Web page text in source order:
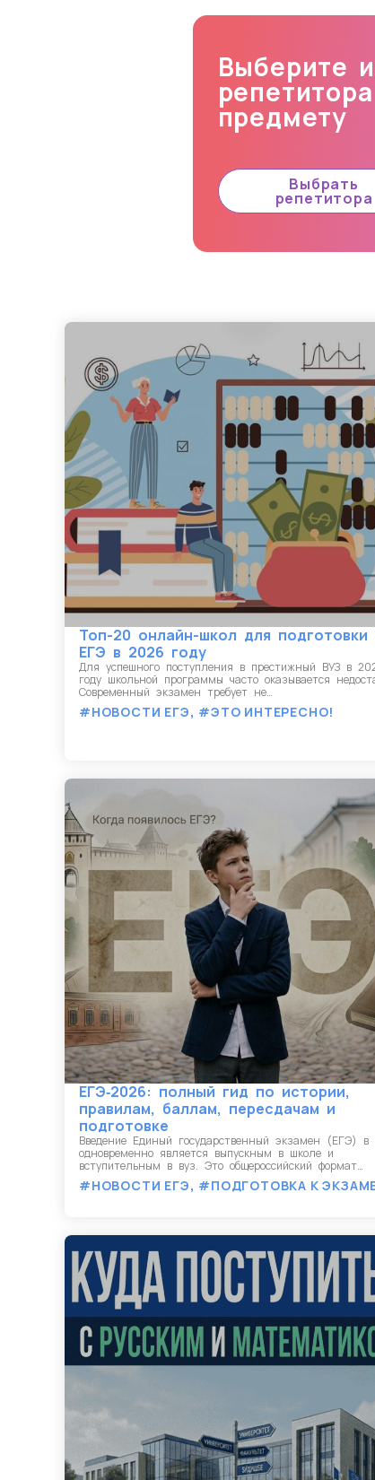
Выберите
предмету
Выбрать
репетитора
Топ-20 онлайн-школ для подготовки
ЕГЭ в 2026 году
Для успешного поступления в престижный ВУЗ в
году школьной программы часто оказывается
Современный экзамен требует не…
#НОВОСТИ ЕГЭ, #ЭТО ИНТЕРЕСНО!
ЕГЭ‑2026: полный гид по истории,
правилам, баллам, пересдачам и
подготовке
Введение Единый государственный экзамен (ЕГЭ) в
одновременно является выпускным в школе и
вступительным в вуз. Это общероссийский формат…
#НОВОСТИ ЕГЭ, #ПОДГОТОВКА К